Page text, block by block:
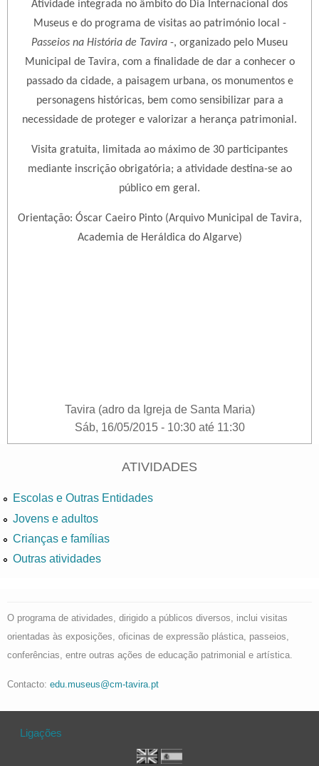
Atividade integrada no âmbito do Dia Internacional dos
Museus e do programa de visitas ao património local -
Passeios na História de Tavira -, organizado pelo Museu
Municipal de Tavira, com a finalidade de dar a conhecer o
passado da cidade, a paisagem urbana, os monumentos e
personagens históricas, bem como sensibilizar para a
necessidade de proteger e valorizar a herança patrimonial.
Visita gratuita, limitada ao máximo de 30 participantes
mediante inscrição obrigatória; a atividade destina-se ao
público em geral.
Orientação: Óscar Caeiro Pinto (Arquivo Municipal de Tavira,
Academia de Heráldica do Algarve)
Tavira (adro da Igreja de Santa Maria)
Sáb, 16/05/2015 - 10:30até 11:30
ATIVIDADES
Escolas e Outras Entidades
Jovens e adultos
Crianças e famílias
Outras atividades
O programa de atividades, dirigido a públicos diversos, inclui visitas
orientadas às exposições, oficinas de expressão plástica, passeios,
conferências, entre outras ações de educação patrimonial e artística.
Contacto: edu.museus@cm-tavira.pt
Ligações